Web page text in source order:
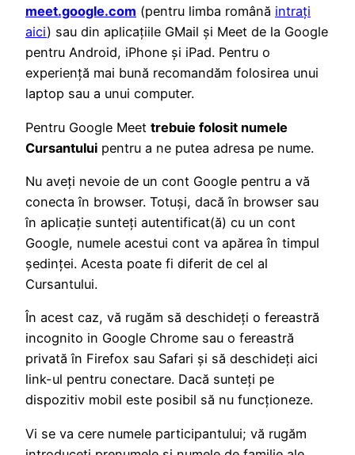
meet.google.com (pentru limba română intrați
aici) sau din aplicațiile GMail și Meet de la Google
pentru Android, iPhone și iPad. Pentru o
experiență mai bună recomandăm folosirea unui
laptop sau a unui computer.
Pentru Google Meet trebuie folosit numele
Cursantului pentru a ne putea adresa pe nume.
Nu aveți nevoie de un cont Google pentru a vă
conecta în browser. Totuși, dacă în browser sau
în aplicație sunteți autentificat(ă) cu un cont
Google, numele acestui cont va apărea în timpul
ședinței. Acesta poate fi diferit de cel al
Cursantului.
În acest caz, vă rugăm să deschideți o fereastră
incognito in Google Chrome sau o fereastră
privată în Firefox sau Safari și să deschideți aici
link-ul pentru conectare. Dacă sunteți pe
dispozitiv mobil este posibil să nu funcționeze.
Vi se va cere numele participantului; vă rugăm